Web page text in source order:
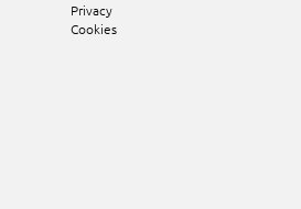
Privacy
Cookies